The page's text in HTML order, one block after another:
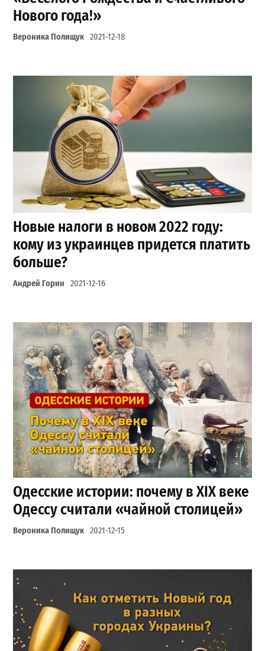
Нового года!»
Вероника Полищук 2021-12-18
Новые налоги в новом 2022 году:
кому из украинцев придется платить
больше?
Андрей Горин 2021-12-16
Одесские истории: почему в ХІХ веке
Одессу считали «чайной столицей»
Вероника Полищук 2021-12-15